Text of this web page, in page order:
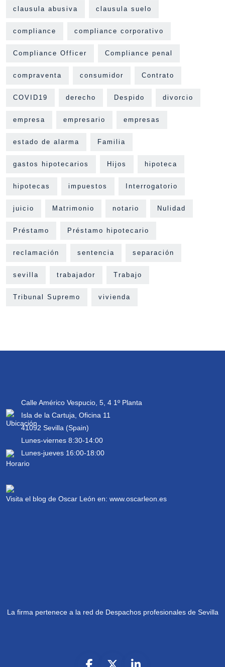
clausula abusiva clausula suelo
compliance compliance corporativo
Compliance Officer Compliance penal
compraventa consumidor Contrato
COVID19 derecho Despido divorcio
empresa empresario empresas
estado de alarma Familia
gastos hipotecarios Hijos hipoteca
hipotecas impuestos Interrogatorio
juicio Matrimonio notario Nulidad
Préstamo Préstamo hipotecario
reclamación sentencia separación
sevilla trabajador Trabajo
Tribunal Supremo vivienda
Calle Américo Vespucio, 5, 4 1º Planta
Isla de la Cartuja, Oficina 11
41092 Sevilla (Spain)
Lunes-viernes 8:30-14:00
Lunes-jueves 16:00-18:00
Visita el blog de Oscar León en: www.oscarleon.es
La firma pertenece a la red de Despachos profesionales de Sevilla